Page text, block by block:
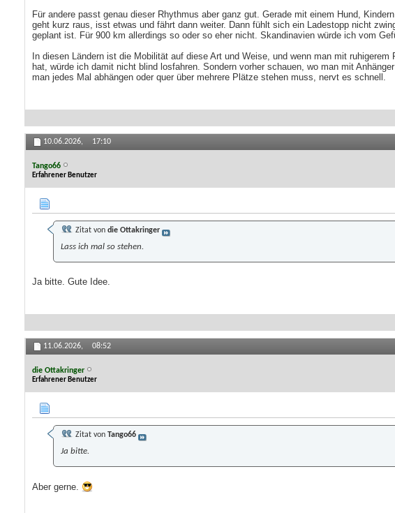
Für andere passt genau dieser Rhythmus aber ganz gut. Gerade mit einem Hund,
geht kurz raus, isst etwas und fährt dann weiter. Dann fühlt sich ein Ladestopp nicht
geplant ist. Für 900 km allerdings so oder so eher nicht. Skandinavien würde ich vom
In diesen Ländern ist die Mobilität auf diese Art und Weise, und wenn man mit
hat, würde ich damit nicht blind losfahren. Sondern vorher schauen, wo man mit
man jedes Mal abhängen oder quer über mehrere Plätze stehen muss, nervt es schnell.
10.06.2026, 17:10
Tango66
Erfahrener Benutzer
Zitat von die Ottakringer
Lass ich mal so stehen.
Ja bitte. Gute Idee.
11.06.2026, 08:52
die Ottakringer
Erfahrener Benutzer
Zitat von Tango66
Ja bitte.
Aber gerne.